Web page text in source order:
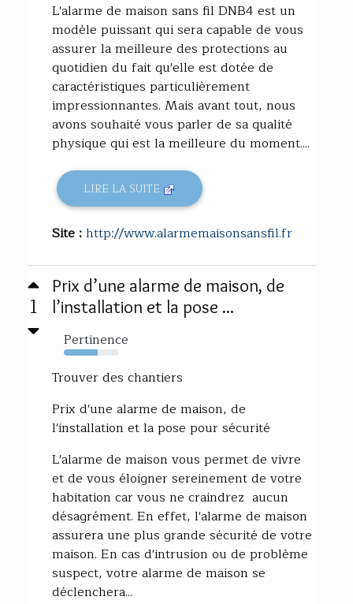
L'alarme de maison sans fil DNB4 est un
modèle puissant qui sera capable de vous
assurer la meilleure des protections au
quotidien du fait qu'elle est dotée de
caractéristiques particulièrement
impressionnantes. Mais avant tout, nous
avons souhaité vous parler de sa qualité
physique qui est la meilleure du moment....
LIRE LA SUITE
Site :http://www.alarmemaisonsansfil.fr
1
Prix d’une alarme de maison, de
l’installation et la pose ...
Pertinence
61%
Trouver des chantiers
Prix d'une alarme de maison, de
l'installation et la pose pour sécurité
L'alarme de maison vous permet de vivre
et de vous éloigner sereinement de votre
habitation car vous ne craindrez aucun
désagrément. En effet, l'alarme de maison
assurera une plus grande sécurité de votre
maison. En cas d'intrusion ou de problème
suspect, votre alarme de maison se
déclenchera...